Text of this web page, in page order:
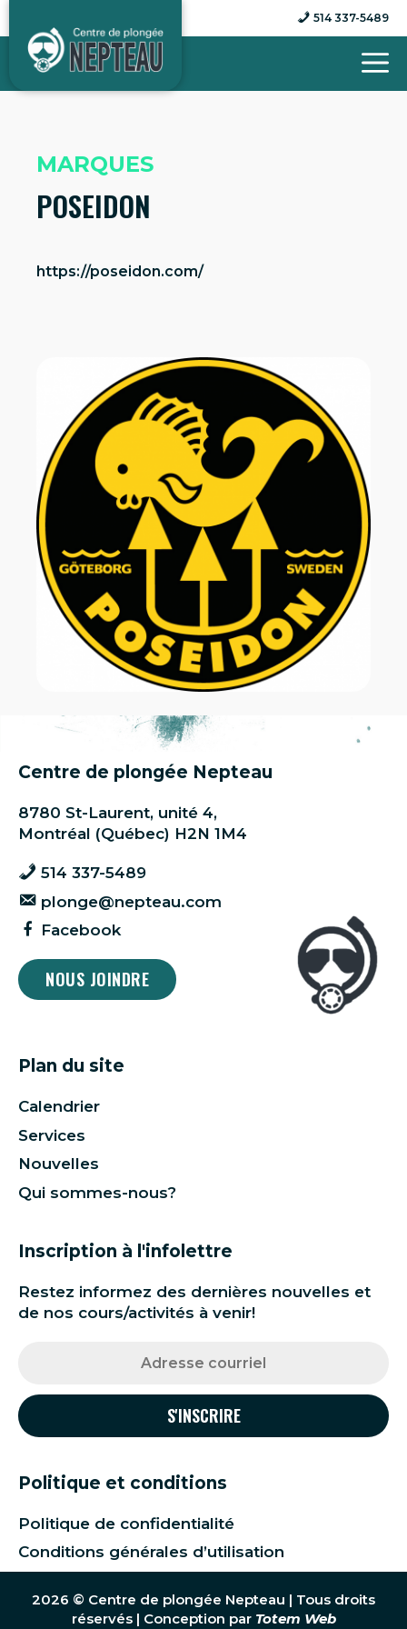
contenu
514 337-5489
MARQUES
POSEIDON
https://poseidon.com/
Centre de plongée Nepteau
8780 St-Laurent, unité 4,
Montréal (Québec) H2N 1M4
514 337-5489
plonge@nepteau.com
Facebook
NOUS JOINDRE
Plan du site
Calendrier
Services
Nouvelles
Qui sommes-nous?
Inscription à l'infolettre
Restez informez des dernières nouvelles et
de nos cours/activités à venir!
Politique et conditions
Politique de confidentialité
Conditions générales d’utilisation
2026 © Centre de plongée Nepteau | Tous droits
réservés | Conception par Totem Web